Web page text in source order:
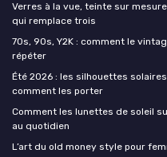
Verres à la vue, teinte sur
qui remplace trois
70s, 90s, Y2K : comment le
répéter
Été 2026 : les silhouettes
comment les porter
Comment les lunettes de soleil
au quotidien
L’art du old money style pour